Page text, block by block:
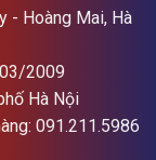
- Hoàng Mai, Hà
2009
Hà Nội
091.211.5986